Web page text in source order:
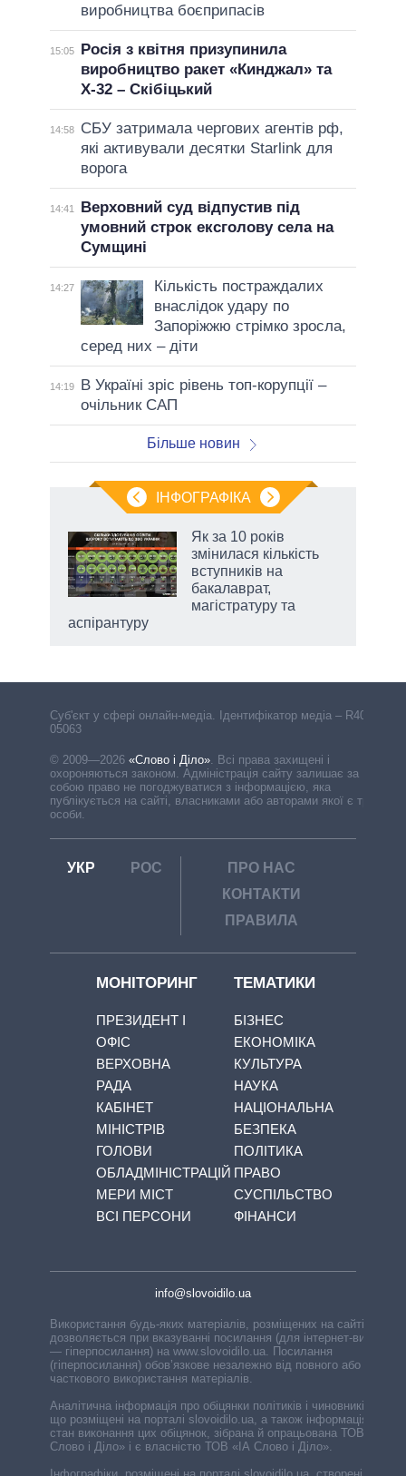
виробництва боєприпасів
15:05
Росія з квітня призупинила
виробництво ракет «Кинджал» та
Х-32 – Скібіцький
14:58
СБУ затримала чергових агентів рф,
які активували десятки Starlink для
ворога
14:41
Верховний суд відпустив під
умовний строк ексголову села на
Сумщині
14:27
Кількість постраждалих
внаслідок удару по
Запоріжжю стрімко зросла,
серед них – діти
14:19
В Україні зріс рівень топ-корупції –
очільник САП
Більше новин
ІНФОГРАФІКА
Як за 10 років
змінилася кількість
вступників на
бакалаврат,
магістратуру та
аспірантуру
Cуб'єкт у сфері онлайн-медіа. Ідентифікатор медіа – R40-
05063
© 2009—2026 «Слово і Діло» Всі права захищені і
охороняються законом. Адміністрація сайту залишає за
собою право не погоджуватися з інформацією, яка
публікується на сайті, власниками або авторами якої є треті
особи.
УКР РОС
ПРО НАС
КОНТАКТИ
ПРАВИЛА
МОНІТОРИНГ
ПРЕЗИДЕНТ І
ОФІС
ВЕРХОВНА
РАДА
КАБІНЕТ
МІНІСТРІВ
ГОЛОВИ
ОБЛАДМІНІСТРАЦІЙ
МЕРИ МІСТ
ВСІ ПЕРСОНИ
ТЕМАТИКИ
БІЗНЕС
ЕКОНОМІКА
КУЛЬТУРА
НАУКА
НАЦІОНАЛЬНА
БЕЗПЕКА
ПОЛІТИКА
ПРАВО
СУСПІЛЬСТВО
ФІНАНСИ
info@slovoidilo.ua
Використання будь-яких матеріалів, розміщених на сайті,
дозволяється при вказуванні посилання (для інтернет-видань
— гіперпосилання) на www.slovoidilo.ua. Посилання
(гіперпосилання) обов’язкове незалежно від повного або
часткового використання матеріалів.
Аналітична інформація про обіцянки політиків і чиновників,
що розміщені на порталі slovoidilo.ua, а також інформація про
стан виконання цих обіцянок, зібрана й опрацьована ТОВ «ІА
Слово і Діло» і є власністю ТОВ «ІА Слово і Діло».